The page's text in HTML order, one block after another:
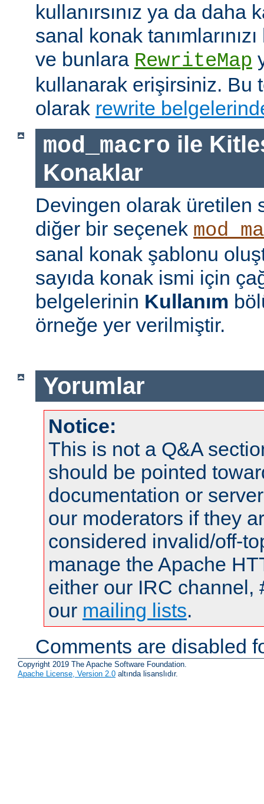
kullanırsınız ya da daha
sanal konak
ve bunlara RewriteMap
kullanarak erişirsiniz. Bu
olarak rewrite
mod_macro ile
Konaklar
Devingen olarak üretilen
diğer bir seçenek
sanal konak şablonu
sayıda konak ismi için
belgelerinin Kullanım
örneğe yer verilmiştir.
Yorumlar
Notice:
This is not a Q&A
should be pointed
documentation or
our moderators if they
considered invalid/off-
manage the Apache
either our IRC channel,
our mailing lists.
Comments are disabled
Copyright 2019 The Apache Software Foundation.
Apache License, Version 2.0 altında lisanslıdır.